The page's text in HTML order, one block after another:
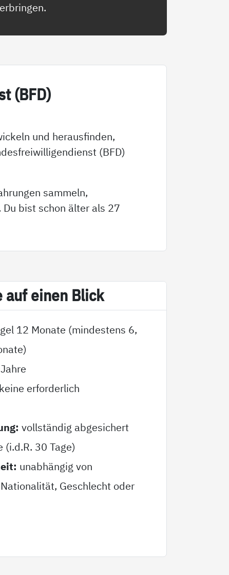
(BFD)
und herausfinden,
(BFD)
sammeln,
bist schon älter als 27
auf ei­nen Blick
12 Monate (mindestens 6,
keine erforderlich
vollständig abgesichert
(i.d.R. 30 Tage)
unabhängig von
Geschlecht oder